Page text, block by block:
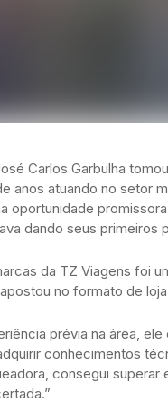
Carlos Garbulha
anos atuando no setor
oportunidade
dando seus primeiros
da TZ Viagens foi
no formato de
prévia na área,
conhecimentos
consegui